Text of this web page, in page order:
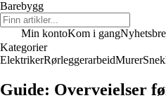
Barebygg
Min kontoKom i gang
Kategorier
ElektrikerRørleggerarbeidMurer
Guide: Overveielser